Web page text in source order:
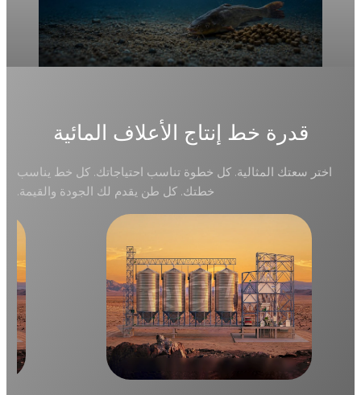
قدرة خط إنتاج الأعلاف المائية
اختر سعتك المثالية. كل خطوة تناسب احتياجاتك. كل خط يناسب
خطتك. كل طن يقدم لك الجودة والقيمة.